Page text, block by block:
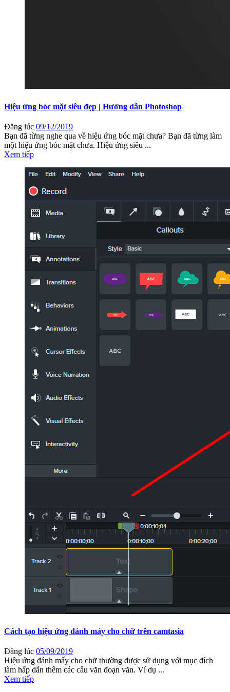
Hiệu ứng bóc mặt siêu đẹp | Hướng dẫn Photoshop
Đăng lúc 09/12/2019
Bạn đã từng nghe qua về hiệu ứng bóc mặt chưa? Bạn đã từng làm
một hiệu ứng bóc mặt chưa. Hiệu ứng siêu ...
Xem tiếp
Cách tạo hiệu ứng đánh máy cho chữ trên camtasia
Đăng lúc 05/09/2019
Hiệu ứng đánh mấy cho chữ thường được sử dụng với mục đích
làm hấp dẫn thêm các câu văn đoạn văn. Ví dụ ...
Xem tiếp